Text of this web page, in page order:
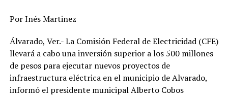
Finalmente, la autoridad conminó a la población tomar
encharcamientos urbanos, crecida rápida de arroyos y
ríos, además de efectos asociados a descargas eléctrica y
vientos arrachados.
RELATED TOPICS:
Por Inés Martinez
Álvarado, Ver.- La Comisión Federal de Electricidad (CFE)
llevará a cabo una inversión superior a los 500 millones
de pesos para ejecutar nuevos proyectos de
infraestructura eléctrica en el municipio de Alvarado,
informó el presidente municipal Alberto Cobos